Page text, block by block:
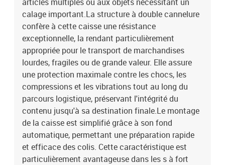
calage important.La structure à double cannelure
confère à cette caisse une résistance
exceptionnelle, la rendant particulièrement
appropriée pour le transport de marchandises
lourdes, fragiles ou de grande valeur. Elle assure
une protection maximale contre les chocs, les
compressions et les vibrations tout au long du
parcours logistique, préservant l'intégrité du
contenu jusqu'à sa destination finale.Le montage
de la caisse est simplifié grâce à son fond
automatique, permettant une préparation rapide
et efficace des colis. Cette caractéristique est
particulièrement avantageuse dans les s à fort